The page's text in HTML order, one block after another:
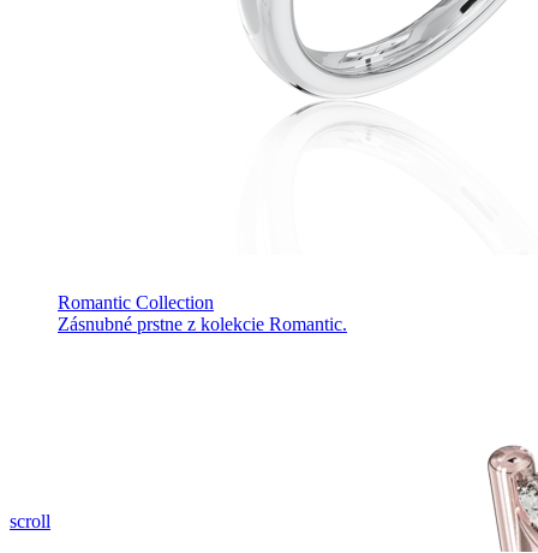
Romantic Collection
Zásnubné prstne z kolekcie Romantic.
scroll